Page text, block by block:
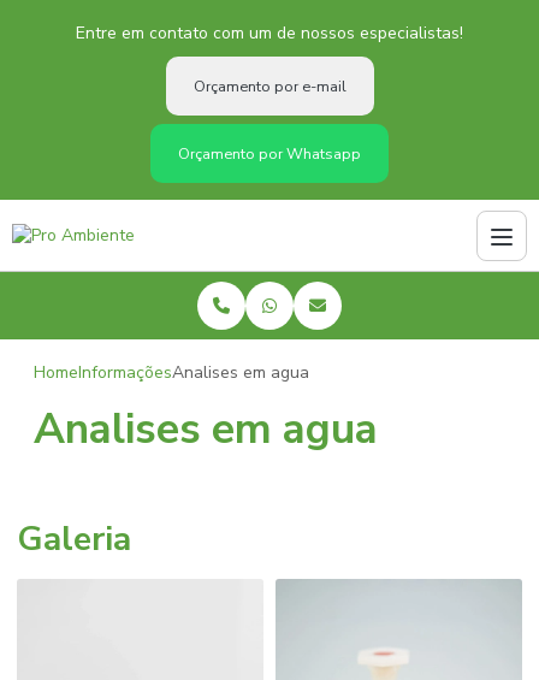
Entre em contato com um de nossos especialistas!
Orçamento por e-mail
Orçamento por Whatsapp
HomeInformaçõesAnalises em agua
Analises em agua
Galeria